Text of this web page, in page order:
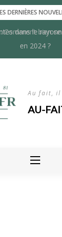
DERNIÈRES
Comment bien
dans le
en 2024 ?
Au fait,
AU-